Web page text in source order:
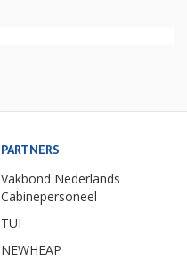
PARTNERS
Vakbond Nederlands
Cabinepersoneel
TUI
NEWHEAP